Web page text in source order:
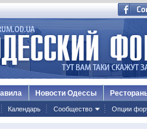
Календарь Сообщество Опции
Новости Одессы